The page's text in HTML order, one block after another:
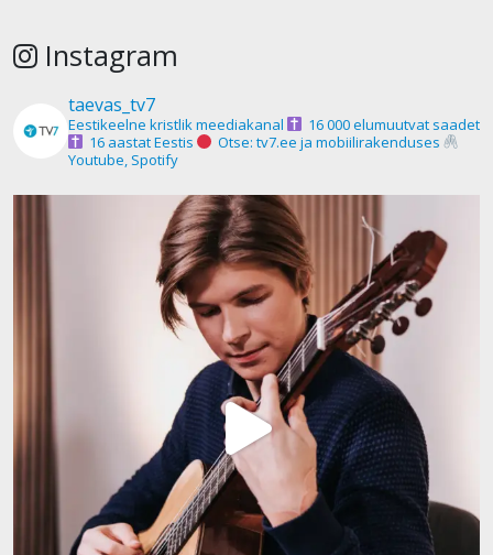
Instagram
taevas_tv7
Eestikeelne kristlik meediakanal
16 000 elumuutvat saadet
16 aastat Eestis
Otse: tv7.ee ja mobiilirakenduses
Youtube, Spotify